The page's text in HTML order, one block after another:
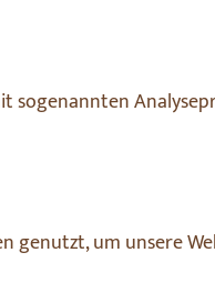
sogenannten
genutzt, um unsere